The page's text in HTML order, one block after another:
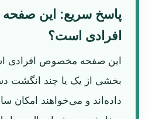
پاسخ سریع: این صفحه
افرادی است؟
این صفحه مخصوص افرادی
بخشی از یک یا چند انگشت
داده‌اند و می‌خواهند امکان